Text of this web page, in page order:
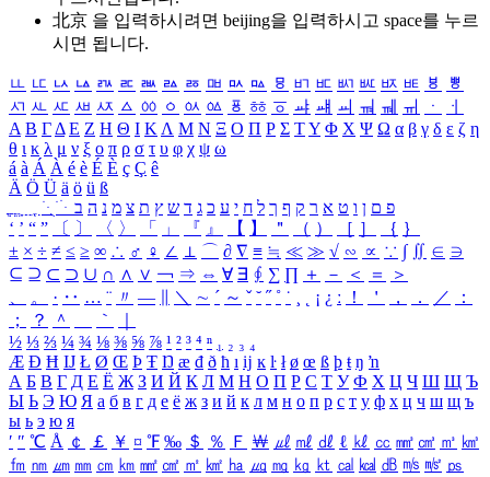
北京 을 입력하시려면 beijing을 입력하시고 space를 누르
시면 됩니다.
ㅥ ㅦ ㅧ ㅨ ㅩ ㅪ ㅫ ㅬ ㅭ ㅮ ㅯ ㅰ ㅱ ㅲ ㅳ ㅴ ㅵ ㅶ ㅷ ㅸ
ㅹ
ㅺ ㅻ ㅼ ㅽ ㅾ ㅿ ㆀ ㆁ ㆂ ㆃ ㆄ ㆅ ㆆ ㆇ ㆈ ㆉ ㆊ ㆋ ㆌ ㆍ
ㆎ
Α Β ΓΔ Ε Ζ Η Θ Ι ΚΛ Μ Ν Ξ Ο Π Ρ Σ ΤΥ Φ Χ Ψ Ω α β γ δ ε ζ η
θ ι κ λ μ ν ξ ο π ρ σ τ υ φ χ ψ ω
á à Á À é è É È ç Ç ê
Ä Ö Ü ä ö ü ß
ִֶֹ ֻּ ׁׂ פ ם ן ו ט א ר ק ף ך ל ח י ע כ ג ד ש ץ ת צ מ נ ה ב
‘ ’ “ ” 〔 〕 〈 〉 「 」 『 』 【 】 ＂ （ ） ［ ］ ｛ ｝
± × ÷ ≠ ≤ ≥ ∞ ∴ ♂ ♀ ∠ ⊥ ⌒ ∂ ∇ ≡ ≒ ≪ ≫ √ ∽ ∝ ∵ ∫ ∬ ∈ ∋
⊆ ⊇ ⊂ ⊃ ∪ ∩ ∧ ∨ ￢ ⇒ ⇔ ∀ ∃ ∮ ∑ ∏ ＋ － ＜ ＝
＞
、
。 · ‥ … ¨ 〃 ― ＼ ∼ ´ ～ ˇ ˘ ˝ ˚ ˙ ¸ ¡ ¿ ː ！ ＇ ， ． ／
：
；
？ ＾ ｀
½ ⅓ ⅔ ¼ ¾ ⅛ ⅜ ⅝ ⅞ ¹ ² ³ ⁴ ⁿ ₁ ₂ ₃ ₄
Æ Ð Ħ Ĳ Ł Ø Œ Þ Ŧ Ŋ æ đ ð ħ ı ĳ ĸ ŀ ł ø œ ß þ ŧ ŋ ŉ
А Б В Г Д Е Ё Ж З И Й К Л М Н О П Р С Т У Ф Х Ц Ч Ш Щ Ъ
Ы Ь Э Ю Я а б в г д е ё ж з и й к л м н о п р с т у ф х ц ч ш щ ъ
ы ь э ю я
′ ″ ℃ Å ￠ ￡ ￥ ¤ ℉ ‰ ＄ ％ Ｆ ￦ ㎕ ㎖ ㎗ ℓ ㎘ ㏄ ㎣ ㎤ ㎥ ㎦
㎙ ㎚ ㎛ ㎜ ㎝ ㎞ ㎟ ㎠ ㎡ ㎢ ㏊ ㎍ ㎎ ㎏ ㏏ ㎈ ㎉ ㏈ ㎧ ㎨ ㎰